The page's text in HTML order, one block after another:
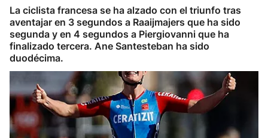
Baloncesto
Ciclismo
Herri-kirolak
Balonmano
La ciclista francesa se ha alzado con el triunfo tras
aventajar en 3 segundos a Raaijmajers que ha sido
segunda y en 4 segundos a Piergiovanni que ha
finalizado tercera. Ane Santesteban ha sido
duodécima.